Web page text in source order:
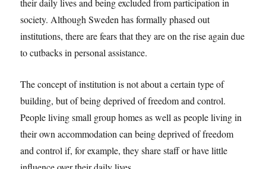
their daily lives and being excluded from participation in
society. Although Sweden has formally phased out
institutions, there are fears that they are on the rise again due
to cutbacks in personal assistance.
The concept of institution is not about a certain type of
building, but of being deprived of freedom and control.
People living small group homes as well as people living in
their own accommodation can being deprived of freedom
and control if, for example, they share staff or have little